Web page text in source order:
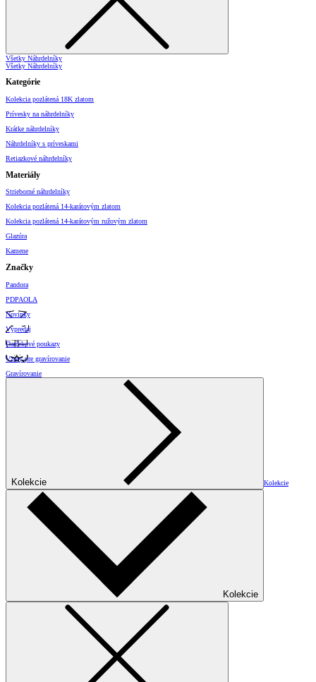
Všetky Náhrdelníky
Všetky Náhrdelníky
Kategórie
Kolekcia pozlátená 18K zlatom
Prívesky na náhrdelníky
Krátke náhrdelníky
Náhrdelníky s príveskami
Retiazkové náhrdelníky
Materiály
Strieborné náhrdelníky
Kolekcia pozlátená 14-karátovým zlatom
Kolekcia pozlátená 14-karátovým ružovým zlatom
Glazúra
Kamene
Značky
Pandora
PDPAOLA
Novinky
Výpredaj
Darčekové poukazy
Vzory pre gravírovanie
Gravírovanie
Kolekcie Kolekcie
Kolekcie